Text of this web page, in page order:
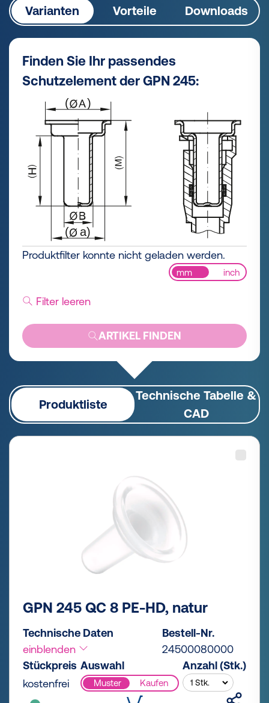
Varianten Vorteile Downloads
Finden Sie Ihr passendes
Schutzelement der GPN 245:
Produktfilter konnte nicht geladen werden.
mm inch
Filter leeren
ARTIKEL FINDEN
Produktliste
Technische Tabelle &
CAD
GPN 245 QC 8 PE-HD, natur
Technische Daten
einblenden
Bestell-Nr.
24500080000
Stückpreis
kostenfrei
Auswahl
Muster Kaufen
Anzahl (Stk.)